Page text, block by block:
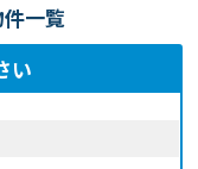
一覧
い